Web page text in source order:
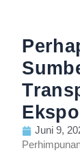
Juni 9,